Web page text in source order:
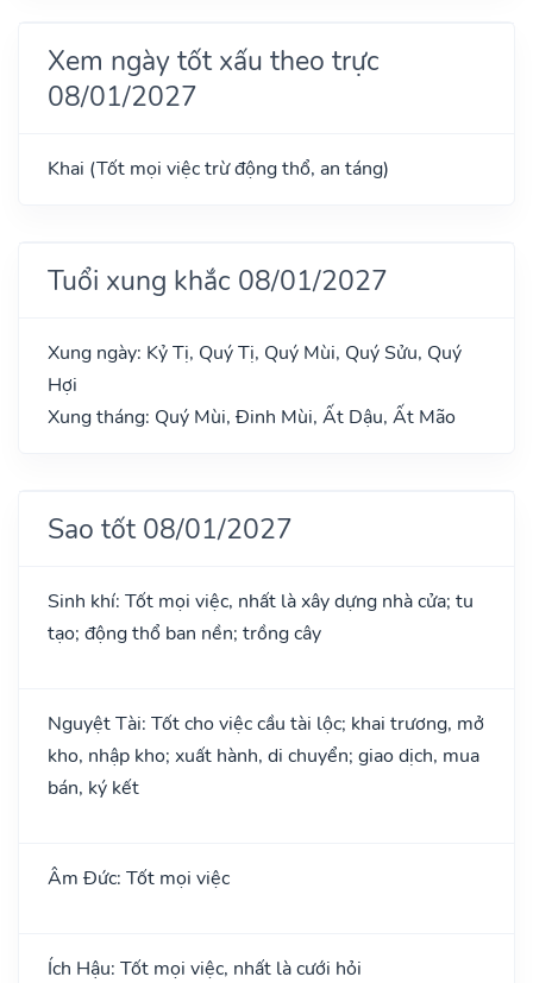
Xem ngày tốt xấu theo trực
08/01/2027
Khai (Tốt mọi việc trừ động thổ, an táng)
Tuổi xung khắc 08/01/2027
Xung ngày: Kỷ Tị, Quý Tị, Quý Mùi, Quý Sửu, Quý
Hợi
Xung tháng: Quý Mùi, Đinh Mùi, Ất Dậu, Ất Mão
Sao tốt 08/01/2027
Sinh khí: Tốt mọi việc, nhất là xây dựng nhà cửa; tu
tạo; động thổ ban nền; trồng cây
Nguyệt Tài: Tốt cho việc cầu tài lộc; khai trương, mở
kho, nhập kho; xuất hành, di chuyển; giao dịch, mua
bán, ký kết
Âm Đức: Tốt mọi việc
Ích Hậu: Tốt mọi việc, nhất là cưới hỏi